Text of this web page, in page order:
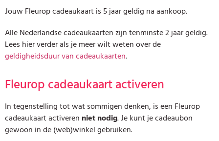
Jouw Fleurop cadeaukaart is 5 jaar geldig na aankoop.
Alle Nederlandse cadeaukaarten zijn tenminste 2 jaar geldig.
Lees hier verder als je meer wilt weten over de
geldigheidsduur van cadeaukaarten.
Fleurop cadeaukaart activeren
In tegenstelling tot wat sommigen denken, is een Fleurop
cadeaukaart activeren niet nodig. Je kunt je cadeaubon
gewoon in de (web)winkel gebruiken.